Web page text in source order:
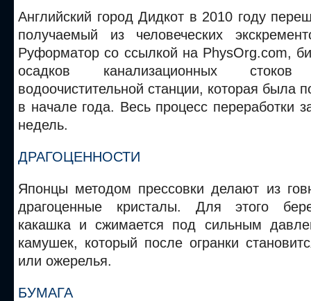
Английский город Дидкот в 2010 году
получаемый из человеческих
Руформатор со ссылкой на PhysOrg.com,
осадков канализационных
водоочистительной станции, которая была
в начале года. Весь процесс переработки
недель.
ДРАГОЦЕННОСТИ
Японцы методом прессовки делают из
драгоценные кристалы. Для этого
какашка и сжимается под сильным
камушек, который после огранки
или ожерелья.
БУМАГА